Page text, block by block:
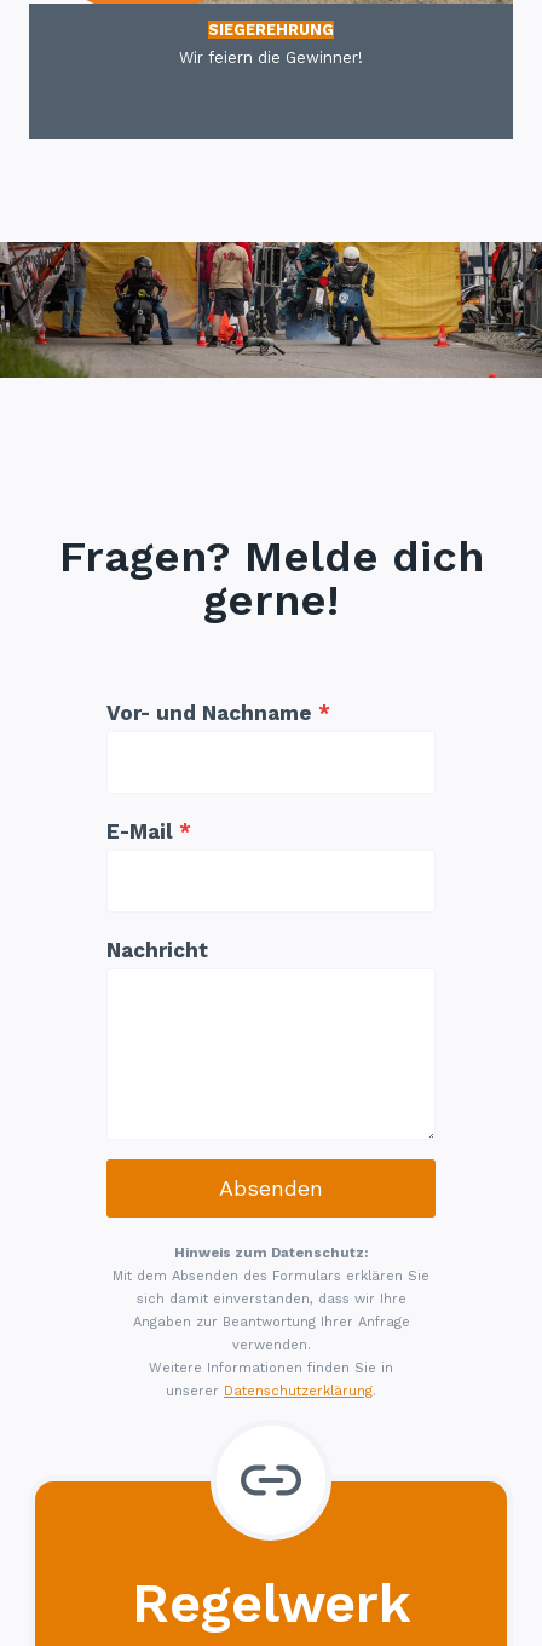
SIEGEREHRUNG
Wir feiern die Gewinner!
Fragen? Melde dich
gerne!
Vor- und Nachname *
E-Mail *
Nachricht
Absenden
Hinweis zum Datenschutz:
Mit dem Absenden des Formulars erklären Sie
sich damit einverstanden, dass wir Ihre
Angaben zur Beantwortung Ihrer Anfrage
verwenden.
Weitere Informationen finden Sie in
unserer Datenschutzerklärung.
Regelwerk